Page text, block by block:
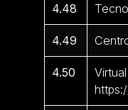
4.48
4.49
4.50